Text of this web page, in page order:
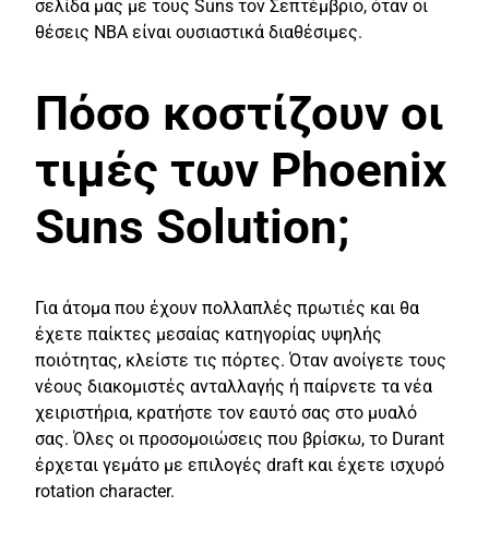
σελίδα μας με τους Suns τον Σεπτέμβριο, όταν οι
θέσεις NBA είναι ουσιαστικά διαθέσιμες.
Πόσο κοστίζουν οι
τιμές των Phoenix
Suns Solution;
Για άτομα που έχουν πολλαπλές πρωτιές και θα
έχετε παίκτες μεσαίας κατηγορίας υψηλής
ποιότητας, κλείστε τις πόρτες. Όταν ανοίγετε τους
νέους διακομιστές ανταλλαγής ή παίρνετε τα νέα
χειριστήρια, κρατήστε τον εαυτό σας στο μυαλό
σας. Όλες οι προσομοιώσεις που βρίσκω, το Durant
έρχεται γεμάτο με επιλογές draft και έχετε ισχυρό
rotation character.